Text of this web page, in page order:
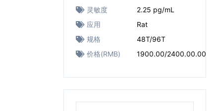
灵敏度
2.25 pg/mL
应用
Rat
规格
48T/96T
价格(RMB)
1900.00/2400.00.00